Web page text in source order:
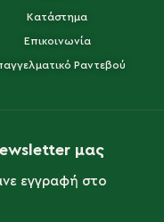
Κατάστημα
Επικοινωνία
Ραντεβού
μας
εγγραφή στο